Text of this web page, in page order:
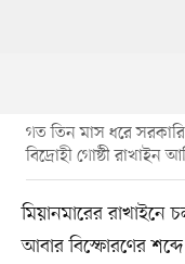
গত তিন মাস ধরে সরকারি
বিদ্রোহী গোষ্ঠী রাখাইন
মিয়ানমারের
আবার বিস্ফোরণের